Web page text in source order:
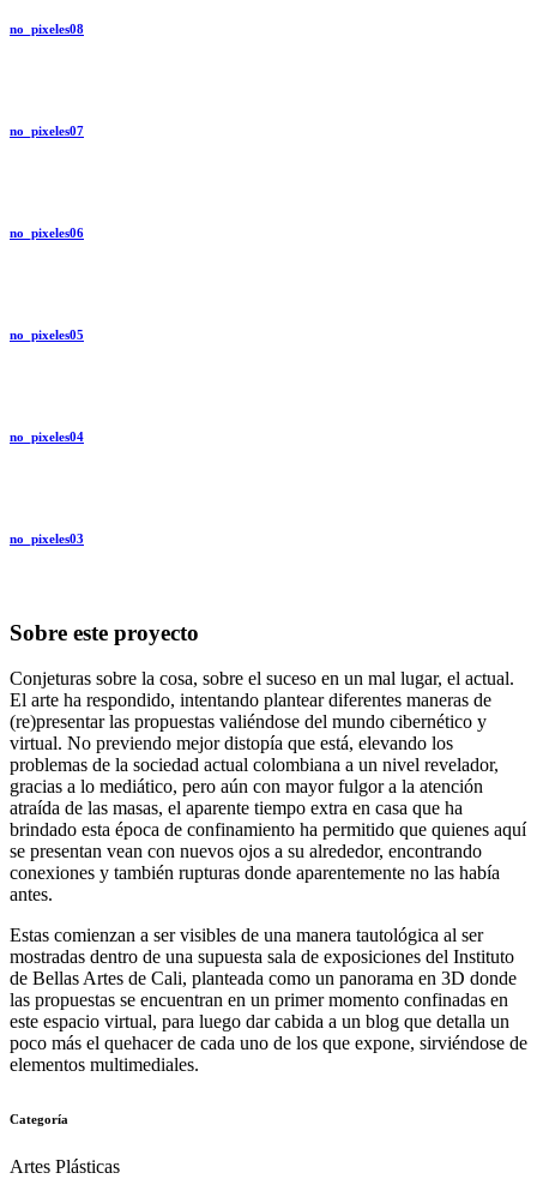
no_pixeles08
no_pixeles07
no_pixeles06
no_pixeles05
no_pixeles04
no_pixeles03
Sobre este proyecto
Conjeturas sobre la cosa, sobre el suceso en un mal lugar, el actual.
El arte ha respondido, intentando plantear diferentes maneras de
(re)presentar las propuestas valiéndose del mundo cibernético y
virtual. No previendo mejor distopía que está, elevando los
problemas de la sociedad actual colombiana a un nivel revelador,
gracias a lo mediático, pero aún con mayor fulgor a la atención
atraída de las masas, el aparente tiempo extra en casa que ha
brindado esta época de confinamiento ha permitido que quienes aquí
se presentan vean con nuevos ojos a su alrededor, encontrando
conexiones y también rupturas donde aparentemente no las había
antes.
Estas comienzan a ser visibles de una manera tautológica al ser
mostradas dentro de una supuesta sala de exposiciones del Instituto
de Bellas Artes de Cali, planteada como un panorama en 3D donde
las propuestas se encuentran en un primer momento confinadas en
este espacio virtual, para luego dar cabida a un blog que detalla un
poco más el quehacer de cada uno de los que expone, sirviéndose de
elementos multimediales.
Categoría
Artes Plásticas